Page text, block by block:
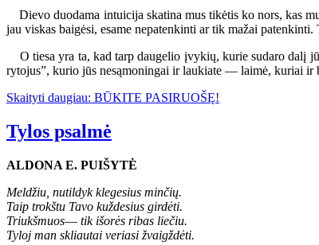
Dievo duodama intuicija skatina mus tikėtis ko nors, kas
jau viskas baigėsi, esame nepatenkinti ar tik mažai
O tiesa yra ta, kad tarp daugelio įvykių, kurie sudaro dalį
rytojus”, kurio jūs nesąmoningai ir laukiate — laimė, kuriai
Skaityti daugiau: BŪKITE PASIRUOŠĘ!
Tylos psalmė
ALDONA E. PUIŠYTĖ
Meldžiu, nutildyk klegesius minčių.
Taip trokštu Tavo kuždesius girdėti.
Triukšmuos— tik išorės ribas liečiu.
Tyloj man skliautai veriasi žvaigždėti.